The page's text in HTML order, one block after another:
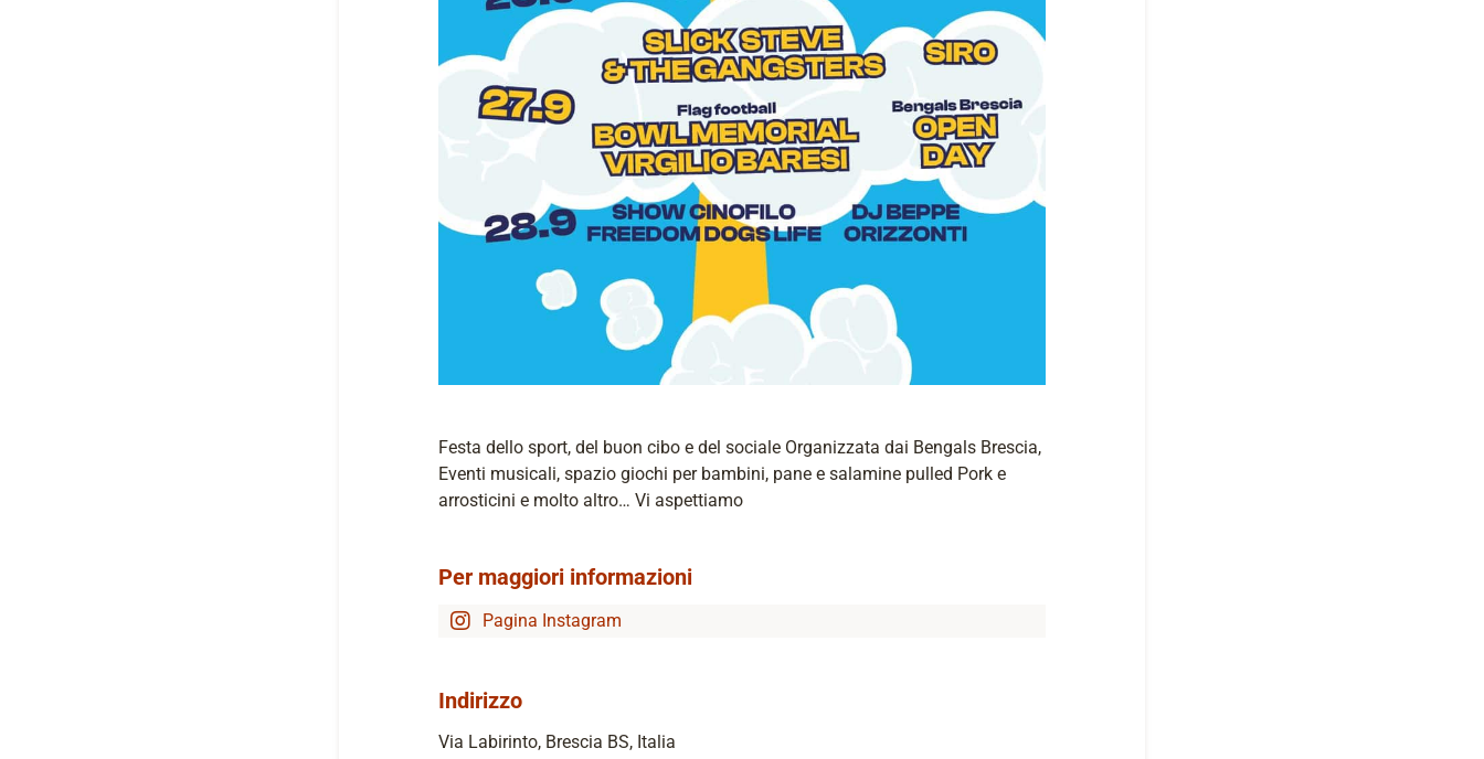
Festa dello sport, del buon cibo e del sociale Organizzata dai Bengals Brescia,
Eventi musicali, spazio giochi per bambini, pane e salamine pulled Pork e
arrosticini e molto altro… Vi aspettiamo
Per maggiori informazioni
Pagina Instagram
Indirizzo
Via Labirinto, Brescia BS, Italia